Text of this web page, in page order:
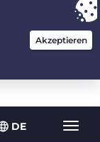
DE
Jahre zu $